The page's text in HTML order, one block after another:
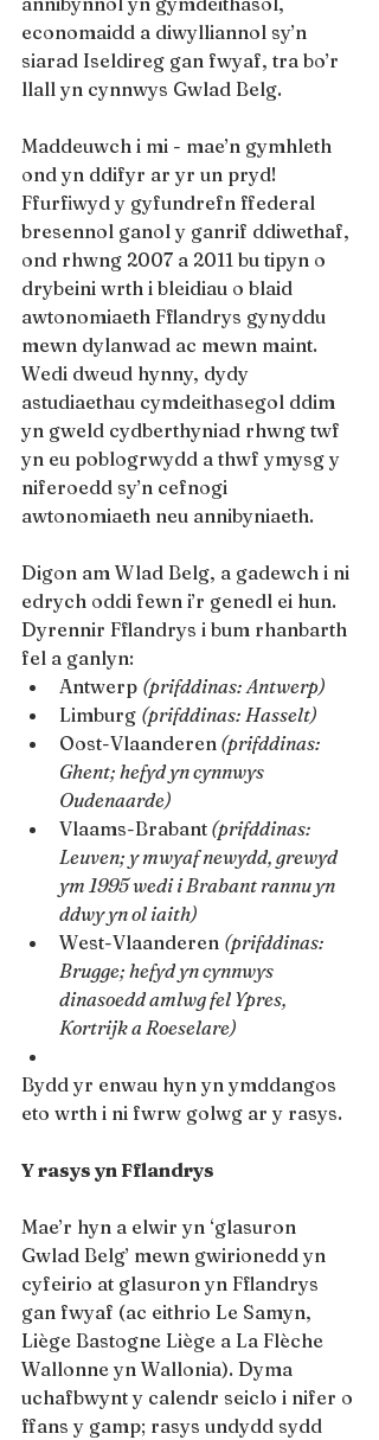
economaidd a diwylliannol sy’n
siarad Iseldireg gan fwyaf, tra bo’r
llall yn cynnwys Gwlad Belg.
Maddeuwch i mi - mae’n gymhleth
ond yn ddifyr ar yr un pryd!
Ffurfiwyd y gyfundrefn ffederal
bresennol ganol y ganrif ddiwethaf,
ond rhwng 2007 a 2011 bu tipyn o
drybeini wrth i bleidiau o blaid
awtonomiaeth Fflandrys gynyddu
mewn dylanwad ac mewn maint.
Wedi dweud hynny, dydy
astudiaethau cymdeithasegol ddim
yn gweld cydberthyniad rhwng twf
yn eu poblogrwydd a thwf ymysg y
niferoedd sy’n cefnogi
awtonomiaeth neu annibyniaeth.
Digon am Wlad Belg, a gadewch i ni
edrych oddi fewn i’r genedl ei hun.
Dyrennir Fflandrys i bum rhanbarth
fel a ganlyn:
Antwerp (prifddinas: Antwerp)
Limburg (prifddinas: Hasselt)
Oost-Vlaanderen (prifddinas:
Ghent; hefyd yn cynnwys
Oudenaarde)
Vlaams-Brabant (prifddinas:
Leuven; y mwyaf newydd, grewyd
ym 1995 wedi i Brabant rannu yn
ddwy yn ol iaith)
West-Vlaanderen (prifddinas:
Brugge; hefyd yn cynnwys
dinasoedd amlwg fel Ypres,
Kortrijk a Roeselare)
Bydd yr enwau hyn yn ymddangos
eto wrth i ni fwrw golwg ar y rasys.
Y rasys yn Fflandrys
Mae’r hyn a elwir yn ‘glasuron
Gwlad Belg’ mewn gwirionedd yn
cyfeirio at glasuron yn Fflandrys
gan fwyaf (ac eithrio Le Samyn,
Liège Bastogne Liège a La Flèche
Wallonne yn Wallonia). Dyma
uchafbwynt y calendr seiclo i nifer o
ffans y gamp; rasys undydd sydd